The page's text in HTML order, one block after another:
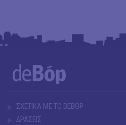
ΣΧΕΤΙΚΑ ΜΕ ΤΟ DEBOP
ΔΡΑΣΕΙΣ